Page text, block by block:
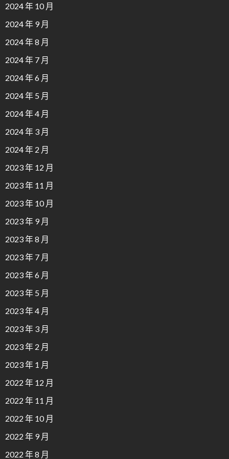
2024 年 10 月
2024 年 9 月
2024 年 8 月
2024 年 7 月
2024 年 6 月
2024 年 5 月
2024 年 4 月
2024 年 3 月
2024 年 2 月
2023 年 12 月
2023 年 11 月
2023 年 10 月
2023 年 9 月
2023 年 8 月
2023 年 7 月
2023 年 6 月
2023 年 5 月
2023 年 4 月
2023 年 3 月
2023 年 2 月
2023 年 1 月
2022 年 12 月
2022 年 11 月
2022 年 10 月
2022 年 9 月
2022 年 8 月